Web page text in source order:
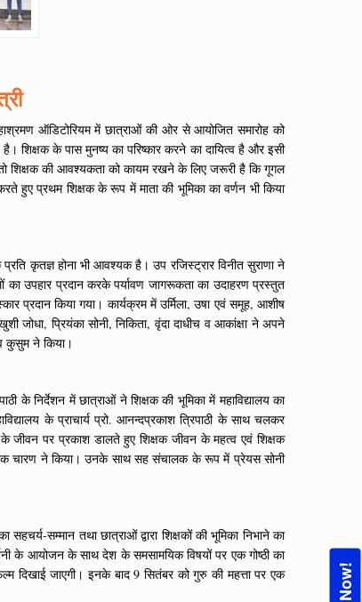
ऑडिटोरियम में छात्राओं की ओर से आयोजित समारोह को
शिक्षक के पास मुनष्य का परिष्कार करने का दायित्व है और इसी
शिक्षक की आवश्यकता को कायम रखने के लिए जरूरी है कि गूगल
हुए प्रथम शिक्षक के रूप में माता की भूमिका का वर्णन भी किया
कृतज्ञ होना भी आवश्यक है। उप रजिस्ट्रार विनीत सुराणा ने
उपहार प्रदान करके पर्यावण जागरूकता का उदाहरण प्रस्तुत
प्रदान किया गया। कार्यक्रम में उर्मिला, उषा एवं समूह, आशीष
जोधा, प्रियंका सोनी, निकिता, वृंदा दाधीच व आकांक्षा ने अपने
कुसुम ने किया।
के निर्देशन में छात्राओं ने शिक्षक की भूमिका में महाविद्यालय का
के प्राचार्य प्रो. आनन्दप्रकाश त्रिपाठी के साथ चलकर
के जीवन पर प्रकाश डालते हुए शिक्षक जीवन के महत्व एवं शिक्षक
अभिषेक चारण ने किया। उनके साथ सह संचालक के रूप में प्रेयस सोनी
सम्मान तथा छात्राओं द्वारा शिक्षकों की भूमिका निभाने का
के आयोजन के साथ देश के समसामयिक विषयों पर एक गोष्ठी का
दिखाई जाएगी। इनके बाद 9 सितंबर को गुरु की महत्ता पर एक